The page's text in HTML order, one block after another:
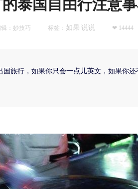
泰国自由行注意
：妙技巧 标签： 如果 说说 ❤ 14444
国旅行，如果你只会一点儿英文，如果你